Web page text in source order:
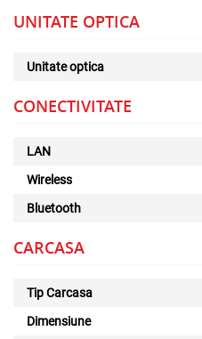
UNITATE OPTICA
Unitate optica
CONECTIVITATE
LAN
Wireless
Bluetooth
CARCASA
Tip Carcasa
Dimensiune